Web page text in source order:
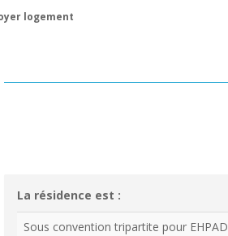
logement
La résidence est :
Sous convention tripartite pour EHPAD